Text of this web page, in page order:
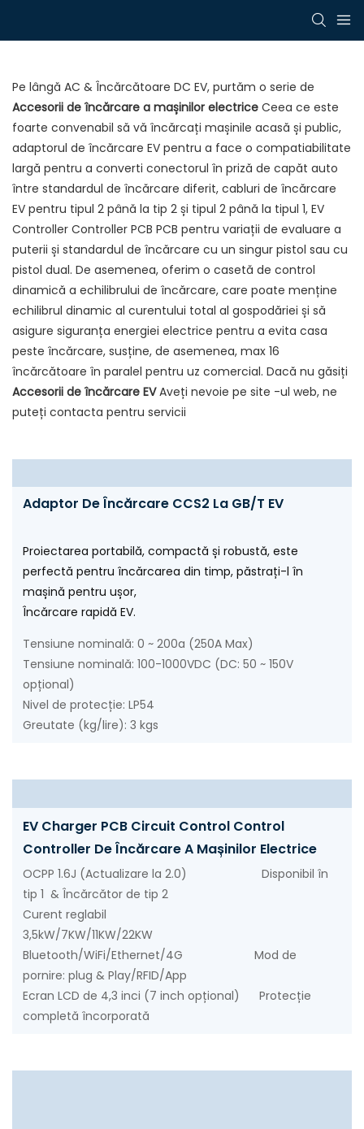
Pe lângă AC & Încărcătoare DC EV, purtăm o serie de
Accesorii de încărcare a mașinilor electrice Ceea ce este
foarte convenabil să vă încărcați mașinile acasă și public,
adaptorul de încărcare EV pentru a face o compatiabilitate
largă pentru a converti conectorul în priză de capăt auto
între standardul de încărcare diferit, cabluri de încărcare
EV pentru tipul 2 până la tip 2 și tipul 2 până la tipul 1, EV
Controller Controller PCB PCB pentru variații de evaluare a
puterii și standardul de încărcare cu un singur pistol sau cu
pistol dual. De asemenea, oferim o casetă de control
dinamică a echilibrului de încărcare, care poate menține
echilibrul dinamic al curentului total al gospodăriei și să
asigure siguranța energiei electrice pentru a evita casa
peste încărcare, susține, de asemenea, max 16
încărcătoare în paralel pentru uz comercial. Dacă nu găsiți
Accesorii de încărcare EVAveți nevoie pe site -ul web, ne
puteți contacta pentru servicii
Adaptor De Încărcare CCS2 La GB/T EV
Proiectarea portabilă, compactă și robustă, este
perfectă pentru încărcarea din timp, păstrați-l în
mașină pentru ușor,
Încărcare rapidă EV.
Tensiune nominală: 0 ~ 200a (250A Max)
Tensiune nominală: 100-1000VDC (DC: 50 ~ 150V
opțional)
Nivel de protecție: LP54
Greutate (kg/lire): 3 kgs
EV Charger PCB Circuit Control Control
Controller De Încărcare A Mașinilor Electrice
OCPP 1.6J (Actualizare la 2.0) Disponibil în
tip 1 & Încărcător de tip 2
Curent reglabil
3,5kW/7KW/11KW/22KW
Bluetooth/WiFi/Ethernet/4G Mod de
pornire: plug & Play/RFID/App
Ecran LCD de 4,3 inci (7 inch opțional) Protecție
completă încorporată